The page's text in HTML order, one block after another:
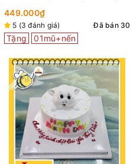
449.000₫
5 (3 đánh giá) Đã bán 30
Tặng 01mũ+nến